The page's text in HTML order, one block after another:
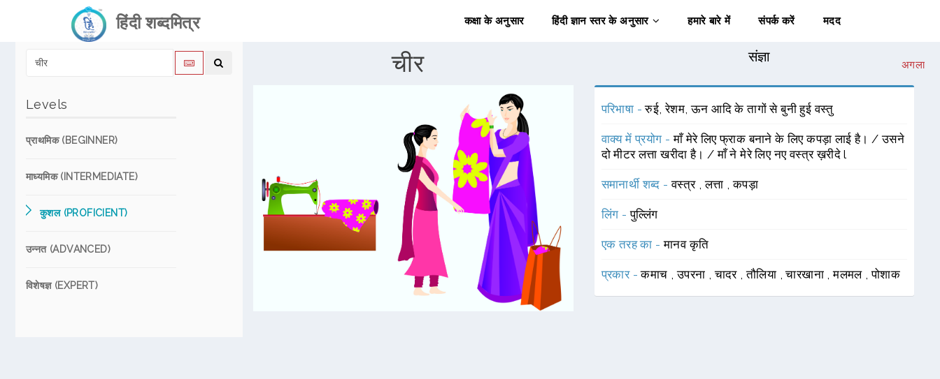
हिंदी शब्दमित्र कक्षा के अनुसार हिंदी ज्ञान स्तर के अनुसार हमारे बारे में संपर्क करें मदद
Levels
प्राथमिक (BEGINNER)
माध्यमिक (INTERMEDIATE)
कुशल (PROFICIENT)
उन्नत (ADVANCED)
विशेषज्ञ (EXPERT)
चीर संज्ञा
अगला
परिभाषा -रुई, रेशम, ऊन आदि के तागों से बुनी हुई वस्तु
वाक्य में प्रयोग -माँ मेरे लिए फ्राक बनाने के लिए कपड़ा लाई है। / उसने
दो मीटर लत्ता खरीदा है। / माँ ने मेरे लिए नए वस्त्र ख़रीदे l
समानार्थी शब्द -वस्त्र ,लत्ता ,कपड़ा
लिंग -पुल्लिंग
एक तरह का -मानव कृति
प्रकार -कमाच ,उपरना ,चादर ,तौलिया ,चारखाना ,मलमल ,पोशाक